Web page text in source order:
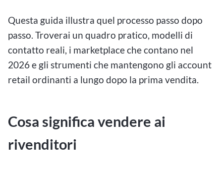
Questa guida illustra quel processo passo dopo
passo. Troverai un quadro pratico, modelli di
contatto reali, i marketplace che contano nel
2026 e gli strumenti che mantengono gli account
retail ordinanti a lungo dopo la prima vendita.
Cosa significa vendere ai
rivenditori